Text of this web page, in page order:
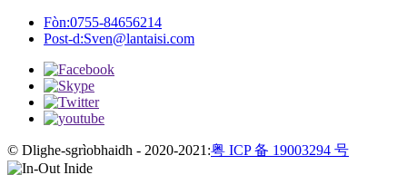
Fòn:0755-84656214
Post-d:Sven@lantaisi.com
© Dlighe-sgrìobhaidh - 2020-2021:粤 ICP 备 19003294 号